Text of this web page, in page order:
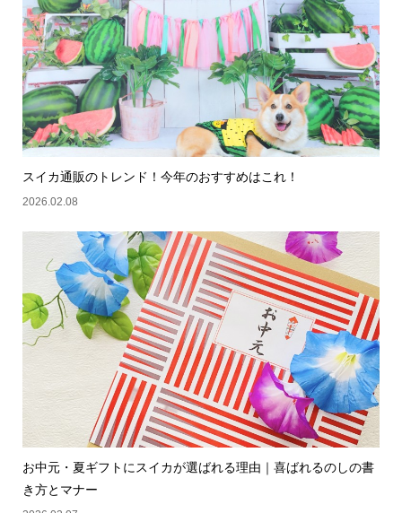
スイカ通販のトレンド！今年のおすすめはこれ！
2026.02.08
お中元・夏ギフトにスイカが選ばれる理由｜喜ばれるのしの書
き方とマナー